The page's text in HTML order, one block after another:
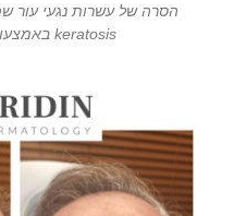
keratosis באמצעות לייזר רפואי